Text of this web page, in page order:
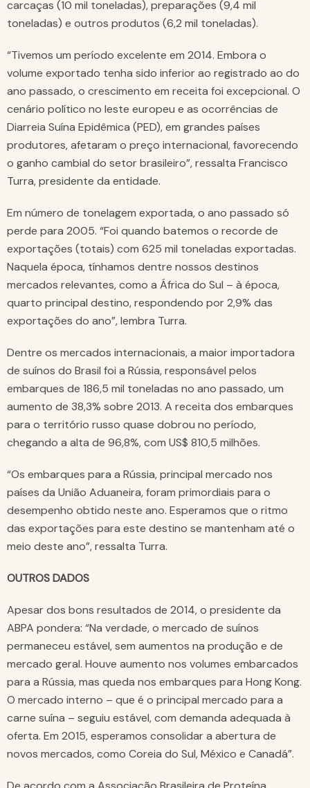
carcaças (10 mil toneladas), preparações (9,4 mil
toneladas) e outros produtos (6,2 mil toneladas).
“Tivemos um período excelente em 2014. Embora o
volume exportado tenha sido inferior ao registrado ao do
ano passado, o crescimento em receita foi excepcional. O
cenário político no leste europeu e as ocorrências de
Diarreia Suína Epidêmica (PED), em grandes países
produtores, afetaram o preço internacional, favorecendo
o ganho cambial do setor brasileiro”, ressalta Francisco
Turra, presidente da entidade.
Em número de tonelagem exportada, o ano passado só
perde para 2005. “Foi quando batemos o recorde de
exportações (totais) com 625 mil toneladas exportadas.
Naquela época, tínhamos dentre nossos destinos
mercados relevantes, como a África do Sul – à época,
quarto principal destino, respondendo por 2,9% das
exportações do ano”, lembra Turra.
Dentre os mercados internacionais, a maior importadora
de suínos do Brasil foi a Rússia, responsável pelos
embarques de 186,5 mil toneladas no ano passado, um
aumento de 38,3% sobre 2013. A receita dos embarques
para o território russo quase dobrou no período,
chegando a alta de 96,8%, com US$ 810,5 milhões.
“Os embarques para a Rússia, principal mercado nos
países da União Aduaneira, foram primordiais para o
desempenho obtido neste ano. Esperamos que o ritmo
das exportações para este destino se mantenham até o
meio deste ano”, ressalta Turra.
OUTROS DADOS
Apesar dos bons resultados de 2014, o presidente da
ABPA pondera: “Na verdade, o mercado de suínos
permaneceu estável, sem aumentos na produção e de
mercado geral. Houve aumento nos volumes embarcados
para a Rússia, mas queda nos embarques para Hong Kong.
O mercado interno – que é o principal mercado para a
carne suína – seguiu estável, com demanda adequada à
oferta. Em 2015, esperamos consolidar a abertura de
novos mercados, como Coreia do Sul, México e Canadá”.